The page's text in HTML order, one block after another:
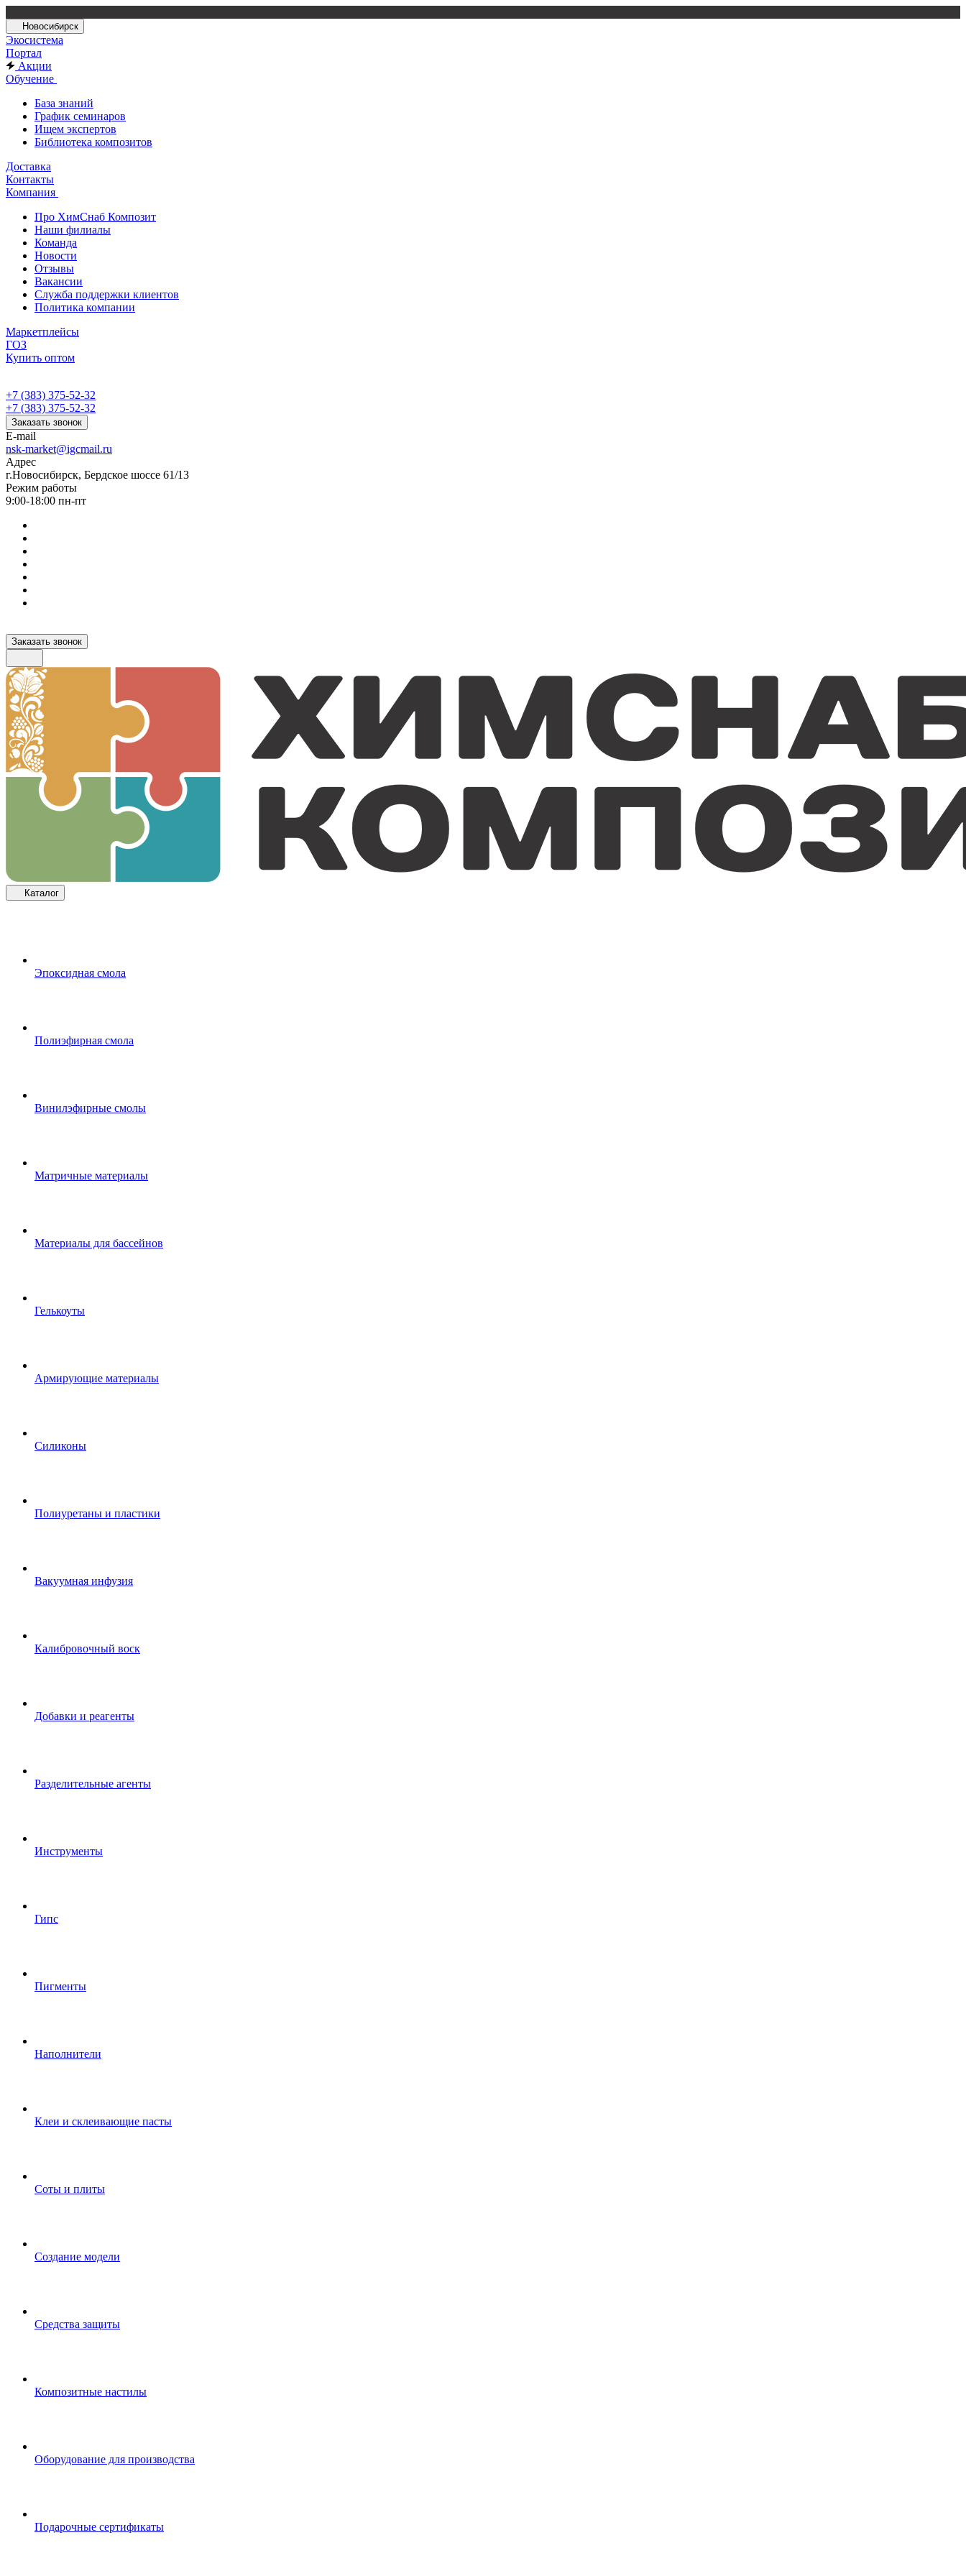
Новосибирск
Экосистема
Портал
Акции
Обучение
База знаний
График семинаров
Ищем экспертов
Библиотека композитов
Доставка
Контакты
Компания
Про ХимСнаб Композит
Наши филиалы
Команда
Новости
Отзывы
Вакансии
Служба поддержки клиентов
Политика компании
Маркетплейсы
ГОЗ
Купить оптом
+7 (383) 375-52-32
+7 (383) 375-52-32
Заказать звонок
E-mail
nsk-market@igcmail.ru
Адрес
г.Новосибирск, Бердское шоссе 61/13
Режим работы
9:00-18:00 пн-пт
Заказать звонок
Каталог
Эпоксидная смола
Полиэфирная смола
Винилэфирные смолы
Матричные материалы
Материалы для бассейнов
Гелькоуты
Армирующие материалы
Силиконы
Полиуретаны и пластики
Вакуумная инфузия
Калибровочный воск
Добавки и реагенты
Разделительные агенты
Инструменты
Гипс
Пигменты
Наполнители
Клеи и склеивающие пасты
Соты и плиты
Создание модели
Средства защиты
Композитные настилы
Оборудование для производства
Подарочные сертификаты